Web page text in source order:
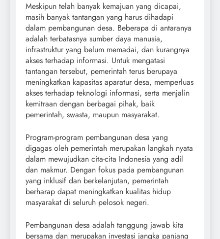
Meskipun telah banyak kemajuan yang dicapai,
masih banyak tantangan yang harus dihadapi
dalam pembangunan desa. Beberapa di antaranya
adalah terbatasnya sumber daya manusia,
infrastruktur yang belum memadai, dan kurangnya
akses terhadap informasi. Untuk mengatasi
tantangan tersebut, pemerintah terus berupaya
meningkatkan kapasitas aparatur desa, memperluas
akses terhadap teknologi informasi, serta menjalin
kemitraan dengan berbagai pihak, baik
pemerintah, swasta, maupun masyarakat.
Program-program pembangunan desa yang
digagas oleh pemerintah merupakan langkah nyata
dalam mewujudkan cita-cita Indonesia yang adil
dan makmur. Dengan fokus pada pembangunan
yang inklusif dan berkelanjutan, pemerintah
berharap dapat meningkatkan kualitas hidup
masyarakat di seluruh pelosok negeri.
Pembangunan desa adalah tanggung jawab kita
bersama dan merupakan investasi jangka panjang